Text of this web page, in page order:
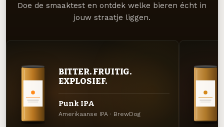
Doe de smaaktest en ontdek welke bieren écht in
jouw straatje liggen.
BITTER. FRUITIG.
EXPLOSIEF.
Punk IPA
Amerikaanse IPA · BrewDog